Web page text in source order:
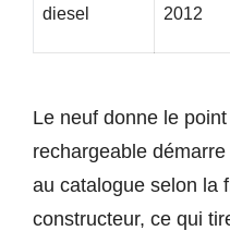
diesel
2012
Le neuf donne le
rechargeable
au catalogue selon la
constructeur, ce qui